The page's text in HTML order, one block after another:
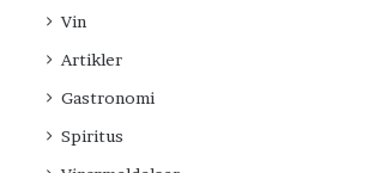
Vin
Artikler
Gastronomi
Spiritus